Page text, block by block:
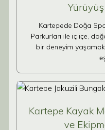
Kartepede Doğa
Parkurları ile iç içe,
bir deneyim yaşamak
Kartepe Kayak
ve